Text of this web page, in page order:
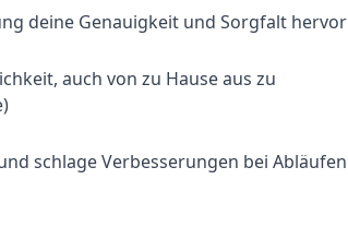
deine Genauigkeit und Sorgfalt hervor
auch von zu Hause aus zu
schlage Verbesserungen bei Abläufen